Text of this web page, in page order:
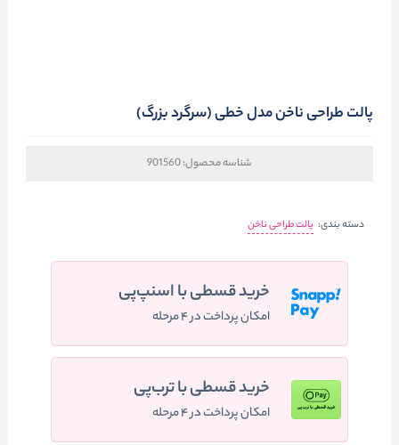
پالت طراحی ناخن مدل خطی (سرگرد بزرگ)
شناسه محصول:901560
دسته بندی: پالت طراحی ناخن
خرید قسطی با اسنپ‌پی
امکان پرداخت در ۴ مرحله
خرید قسطی با ترب‌پی
امکان پرداخت در ۴ مرحله